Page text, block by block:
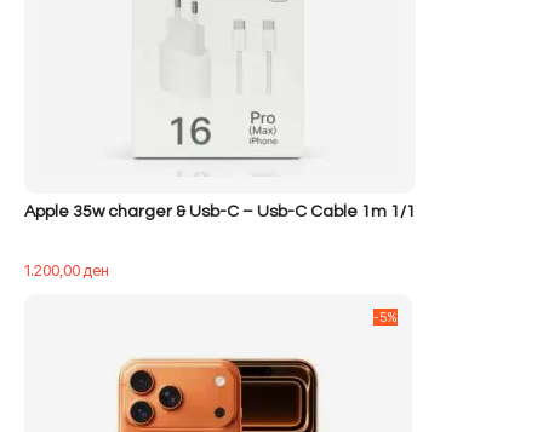
Apple 35w charger & Usb-C – Usb-C Cable 1m 1/1
1.200,00ден
-5%